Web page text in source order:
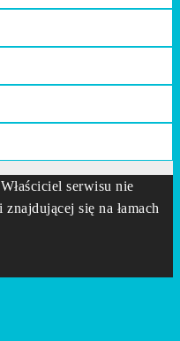
serwisu nie
się na łamach